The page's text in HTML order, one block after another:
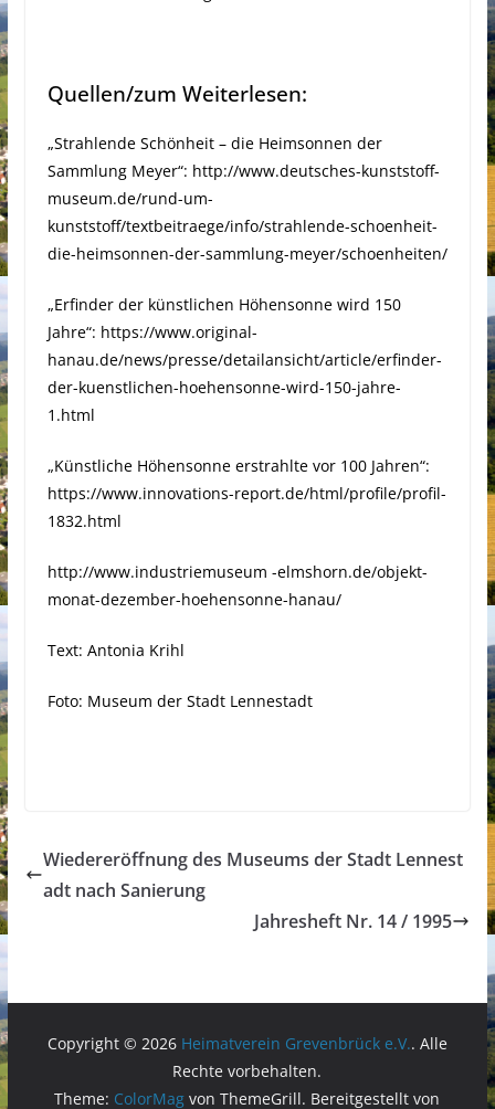
Quellen/zum Weiterlesen:
„Strahlende Schönheit – die Heimsonnen der
Sammlung Meyer“: http://www.deutsches-kunststoff-
museum.de/rund-um-
kunststoff/textbeitraege/info/strahlende-schoenheit-
die-heimsonnen-der-sammlung-meyer/schoenheiten/
„Erfinder der künstlichen Höhensonne wird 150
Jahre“: https://www.original-
hanau.de/news/presse/detailansicht/article/erfinder-
der-kuenstlichen-hoehensonne-wird-150-jahre-
1.html
„Künstliche Höhensonne erstrahlte vor 100 Jahren“:
https://www.innovations-report.de/html/profile/profil-
1832.html
http://www.industriemuseum -elmshorn.de/objekt-
monat-dezember-hoehensonne-hanau/
Text: Antonia Krihl
Foto: Museum der Stadt Lennestadt
Wiedereröffnung des Museums der Stadt Lennest
adt nach Sanierung
Jahresheft Nr. 14 / 1995
Copyright © 2026 Heimatverein Grevenbrück e.V.. Alle
Rechte vorbehalten.
Theme: ColorMag von ThemeGrill. Bereitgestellt von